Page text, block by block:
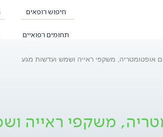
חיפוש רופאים
תחומים רפואיים
אופטומטריה, משקפי ראייה ושמש ועדשות מגע
משקפי ראייה